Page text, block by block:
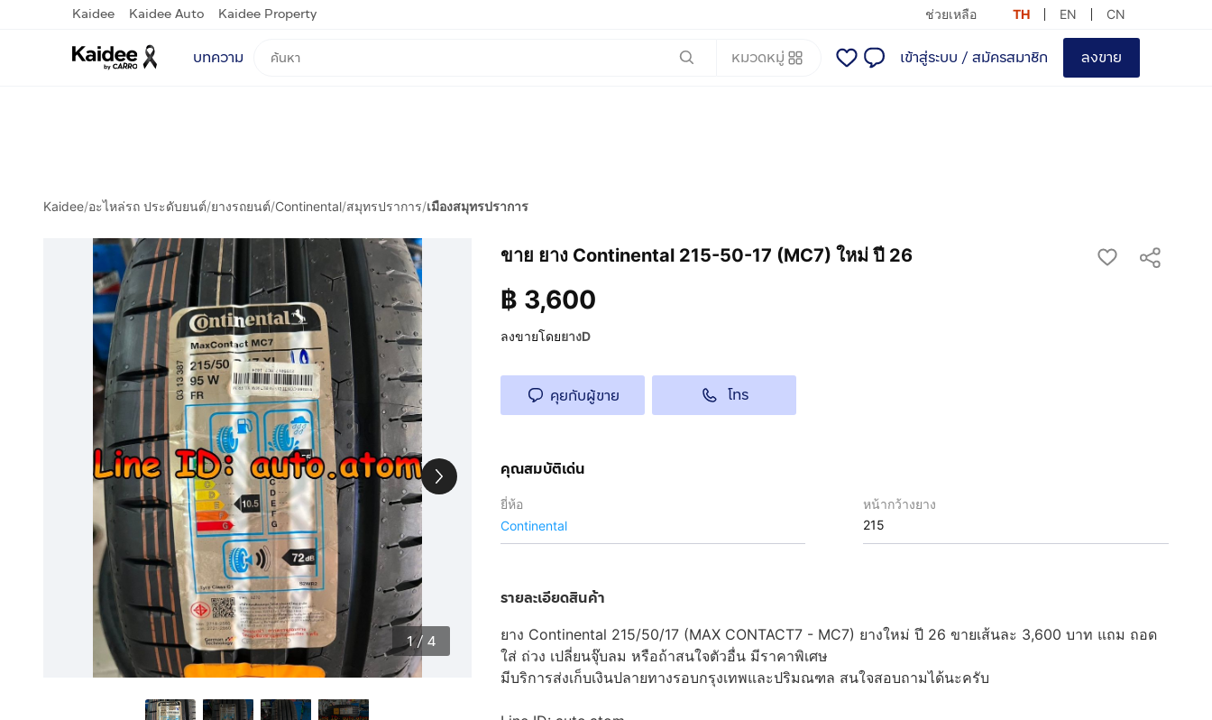
Kaidee Kaidee Auto Kaidee Property ช่วยเหลือ TH EN CN
บทความ หมวดหมู่ เข้าสู่ระบบ / สมัครสมาชิก ลงขาย
Kaidee/อะไหล่รถ ประดับยนต์/ยางรถยนต์/Continental/สมุทรปราการ/เมืองสมุทรปราการ
1/ 4
ขาย ยาง Continental 215-50-17 (MC7) ใหม่ ปี 26
฿ 3,600
ลงขายโดยยางD
คุยกับผู้ขาย โทร
คุณสมบัติเด่น
ยี่ห้อ
Continental
หน้ากว้างยาง
215
รายละเอียดสินค้า
ยาง Continental 215/50/17 (MAX CONTACT7 - MC7) ยางใหม่ ปี 26 ขายเส้นละ 3,600 บาท แถม ถอด
ใส่ ถ่วง เปลี่ยนจุ๊บลม หรือถ้าสนใจตัวอื่น มีราคาพิเศษ
มีบริการส่งเก็บเงินปลายทางรอบกรุงเทพและปริมณฑล สนใจสอบถามได้นะครับ